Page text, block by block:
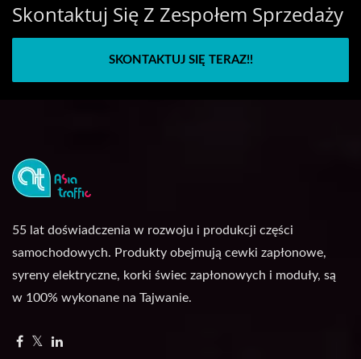
Skontaktuj Się Z Zespołem Sprzedaży
SKONTAKTUJ SIĘ TERAZ!!
55 lat doświadczenia w rozwoju i produkcji części
samochodowych. Produkty obejmują cewki zapłonowe,
syreny elektryczne, korki świec zapłonowych i moduły, są
w 100% wykonane na Tajwanie.